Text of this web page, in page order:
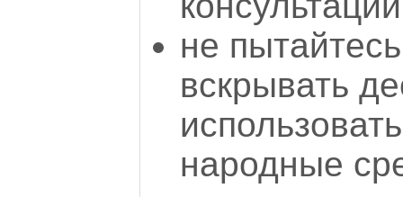
не
вскрывать
народные